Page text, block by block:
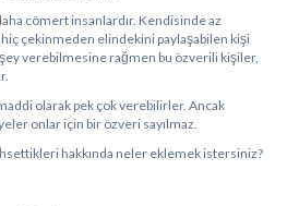
cömert insanlardır. Kendisinde az
çekinmeden elindekini paylaşabilen kişi
verebilmesine rağmen bu özverili kişiler,
olarak pek çok verebilirler. Ancak
onlar için bir özveri sayılmaz.
hakkında neler eklemek istersiniz?